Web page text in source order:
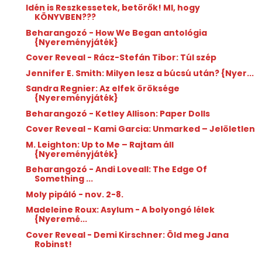
Idén is Reszkessetek, betörők! MI, hogy
KÖNYVBEN???
Beharangozó - How We Began antológia
{Nyereményjáték}
Cover Reveal - Rácz-Stefán Tibor: Túl szép
Jennifer E. Smith: Milyen lesz a búcsú után? {Nyer...
Sandra Regnier: Az elfek öröksége
{Nyereményjáték}
Beharangozó - Ketley Allison: Paper Dolls
Cover Reveal - Kami Garcia: Unmarked – Jelöletlen
M. Leighton: Up to Me – Rajtam áll
{Nyereményjáték}
Beharangozó - Andi Loveall: The Edge Of
Something ...
Moly pipáló - nov. 2-8.
Madeleine Roux: Asylum - A bolyongó lélek
{Nyeremé...
Cover Reveal - Demi Kirschner: Öld meg Jana
Robinst!